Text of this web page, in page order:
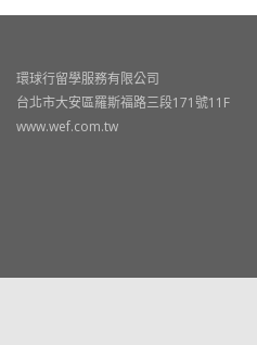
環球行留學服務有限公司
台北市大安區羅斯福路三段171號11F
www.wef.com.tw